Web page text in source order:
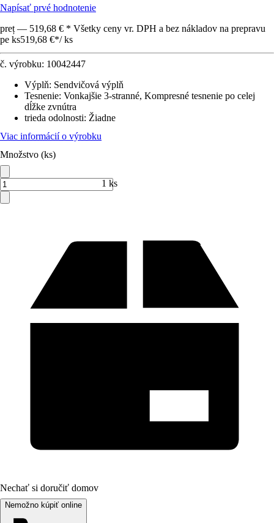
Napísať prvé hodnotenie
preț — 519,68 € * Všetky ceny vr. DPH a bez nákladov na prepravu
pe ks519,68 €*/ ks
č. výrobku: 10042447
Výplň: Sendvičová výplň
Tesnenie: Vonkajšie 3-stranné, Kompresné tesnenie po celej
dĺžke zvnútra
trieda odolnosti: Žiadne
Viac informácií o výrobku
Množstvo (ks)
1 ks
Nechať si doručiť domov
Nemožno kúpiť online